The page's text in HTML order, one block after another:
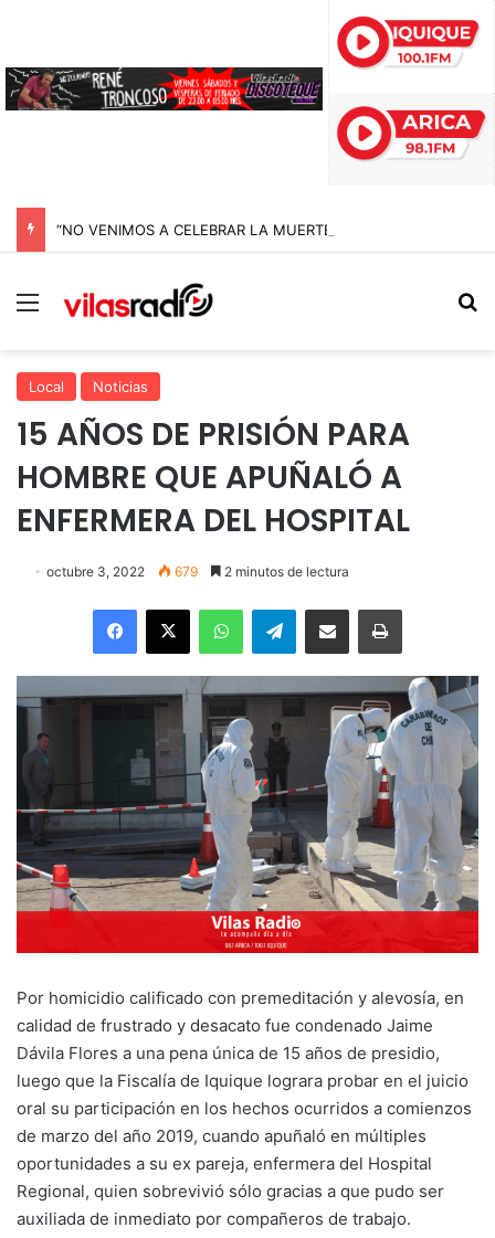
Menú
Local Noticias
15 AÑOS DE PRISIÓN PARA
HOMBRE QUE APUÑALÓ A
ENFERMERA DEL HOSPITAL
octubre 3, 2022 679 2 minutos de lectura
Facebook
X WhatsAppTelegramEnviar vía email Imprimir
Por homicidio calificado con premeditación y alevosía, en
calidad de frustrado y desacato fue condenado Jaime
Dávila Flores a una pena única de 15 años de presidio,
luego que la Fiscalía de Iquique lograra probar en el juicio
oral su participación en los hechos ocurridos a comienzos
de marzo del año 2019, cuando apuñaló en múltiples
oportunidades a su ex pareja, enfermera del Hospital
Regional, quien sobrevivió sólo gracias a que pudo ser
auxiliada de inmediato por compañeros de trabajo.